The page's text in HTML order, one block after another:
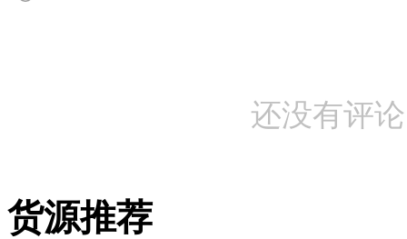
还没有评
货源推荐